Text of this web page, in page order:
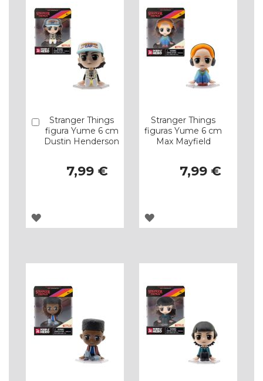
DESEJOS
DESEJOS
Stranger Things
figura Yume 6 cm
Dustin Henderson
7,99 €
Comprar
ADICIONAR
DESEJOS
Stranger Things
figuras Yume 6 cm
Max Mayfield
7,99 €
ADICIONAR
DESEJOS